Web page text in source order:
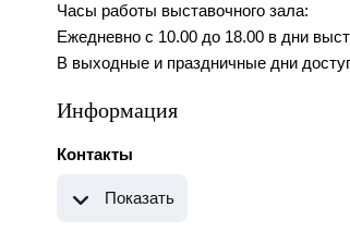
Часы работы выставочного зала:
Ежедневно с 10.00 до 18.00 в дни
В выходные и праздничные дни
Информация
Контакты
Показать